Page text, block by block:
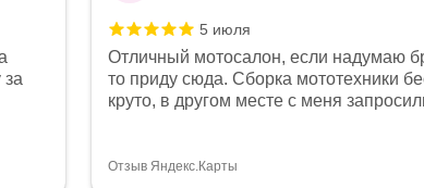
за
5 июля
Отличный мотосалон, если надумаю
то приду сюда. Сборка мототехники
круто, в другом месте с меня
спасибо отдельное, всегда на связи,
Отзыв Яндекс.Карты